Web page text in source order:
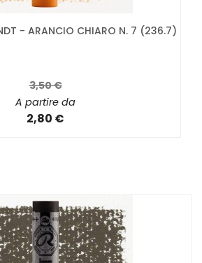
- ARANCIO CHIARO N. 7 (236.7)
3,50 €
A partire da
2,80 €